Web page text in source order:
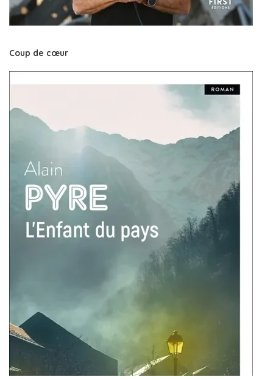
Coup de cœur